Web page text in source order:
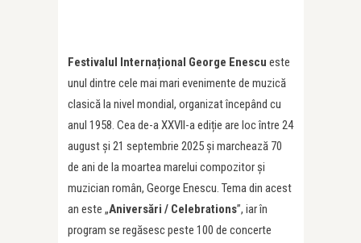
Festivalul Internațional George Enescu este
unul dintre cele mai mari evenimente de muzică
clasică la nivel mondial, organizat începând cu
anul 1958. Cea de-a XXVII-a ediție are loc între 24
august și 21 septembrie 2025 și marchează 70
de ani de la moartea marelui compozitor și
muzician român, George Enescu. Tema din acest
an este „Aniversări / Celebrations”, iar în
program se regăsesc peste 100 de concerte